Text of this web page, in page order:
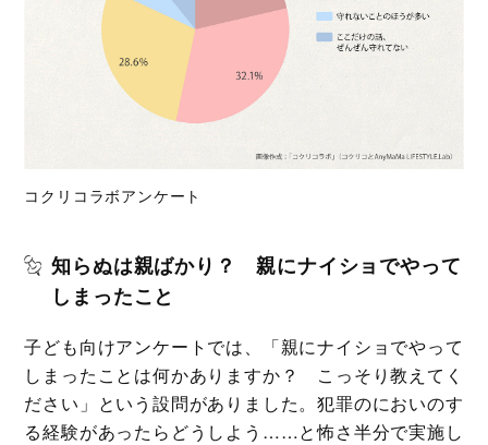
コクリコラボアンケート
知らぬは親ばかり？ 親にナイショでやって
しまったこと
子ども向けアンケートでは、「親にナイショでやって
しまったことは何かありますか？ こっそり教えてく
ださい」という設問がありました。犯罪のにおいのす
る経験があったらどうしよう……と怖さ半分で実施し